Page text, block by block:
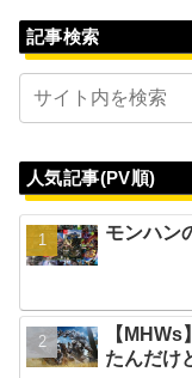
記事検索
人気記事(PV順)
モンハン
【
たんだけ